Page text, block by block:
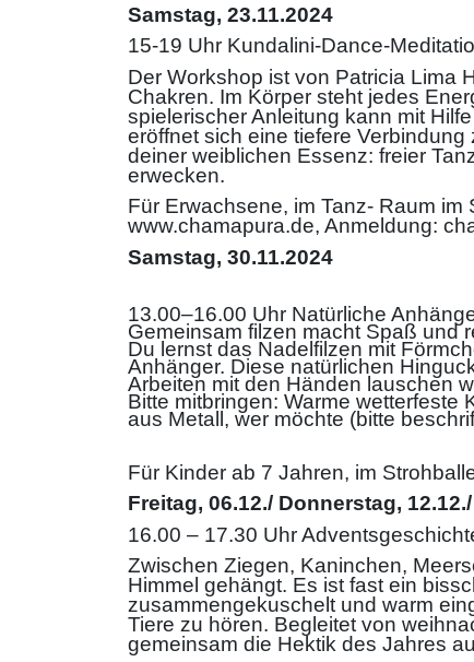
Samstag, 23.11.2024
15-19 Uhr Kundalini-Dance-
Der Workshop ist von Patricia Lima
Chakren. Im Körper steht jedes
spielerischer Anleitung kann mit
eröffnet sich eine tiefere
deiner weiblichen Essenz: freier
erwecken.
Für Erwachsene, im Tanz- Raum
www.chamapura.de, Anmeldung:
Samstag, 30.11.2024
13.00–16.00 Uhr Natürliche
Gemeinsam filzen macht Spaß und
Du lernst das Nadelfilzen mit
Anhänger. Diese natürlichen
Arbeiten mit den Händen lauschen
Bitte mitbringen: Warme
aus Metall, wer möchte (bitte
Für Kinder ab 7 Jahren, im
Freitag, 06.12./ Donnerstag,
16.00 – 17.30 Uhr
Zwischen Ziegen, Kaninchen,
Himmel gehängt. Es ist fast ein
zusammengekuschelt und warm
Tiere zu hören. Begleitet von
gemeinsam die Hektik des Jahres